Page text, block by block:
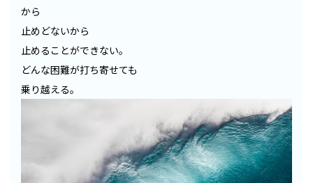
から
止めどないから
止めることができない。
どんな困難が打ち寄せても
乗り越える。